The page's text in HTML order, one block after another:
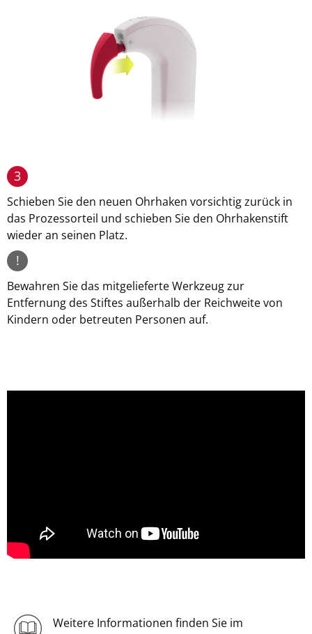
3
Schieben Sie den neuen Ohrhaken vorsichtig zurück in
das Prozessorteil und schieben Sie den Ohrhakenstift
wieder an seinen Platz.
!
Bewahren Sie das mitgelieferte Werkzeug zur
Entfernung des Stiftes außerhalb der Reichweite von
Kindern oder betreuten Personen auf.
Weitere Informationen finden Sie im